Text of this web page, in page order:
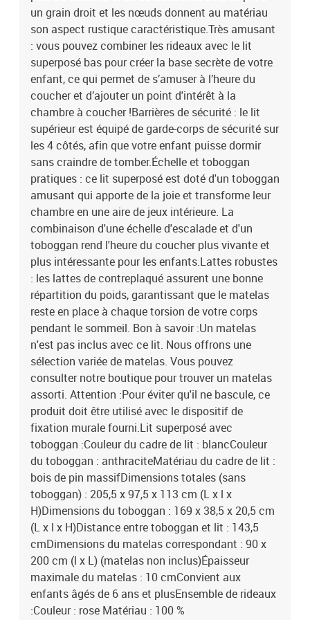
75 cm (L x l) 1 x rideau de façade : 34 x 75 cm (L x l) 1 x rideau avec
3 poches : 80 x 43 cm (L x l)2 x rideau latéral : 85 x 76 cm (L x l) 1 x
tunnel (taille à plat) : 211 x 94 cm (L x l) 1 x tour : 44,5 x 43 x 190,5
cm (L x l x H)Legal Documents:Vous trouverez ici plus de détails
sur la façon d'empêcher vos meubles de basculer
un grain droit et les nœuds donnent au matériau
son aspect rustique caractéristique.Très amusant
: vous pouvez combiner les rideaux avec le lit
superposé bas pour créer la base secrète de votre
enfant, ce qui permet de s’amuser à l’heure du
coucher et d’ajouter un point d'intérêt à la
chambre à coucher !Barrières de sécurité : le lit
supérieur est équipé de garde-corps de sécurité sur
les 4 côtés, afin que votre enfant puisse dormir
sans craindre de tomber.Échelle et toboggan
pratiques : ce lit superposé est doté d'un toboggan
amusant qui apporte de la joie et transforme leur
chambre en une aire de jeux intérieure. La
combinaison d'une échelle d'escalade et d'un
toboggan rend l'heure du coucher plus vivante et
plus intéressante pour les enfants.Lattes robustes
: les lattes de contreplaqué assurent une bonne
répartition du poids, garantissant que le matelas
reste en place à chaque torsion de votre corps
pendant le sommeil. Bon à savoir :Un matelas
n'est pas inclus avec ce lit. Nous offrons une
sélection variée de matelas. Vous pouvez
consulter notre boutique pour trouver un matelas
assorti. Attention :Pour éviter qu'il ne bascule, ce
produit doit être utilisé avec le dispositif de
fixation murale fourni.Lit superposé avec
toboggan :Couleur du cadre de lit : blancCouleur
du toboggan : anthraciteMatériau du cadre de lit :
bois de pin massifDimensions totales (sans
toboggan) : 205,5 x 97,5 x 113 cm (L x l x
H)Dimensions du toboggan : 169 x 38,5 x 20,5 cm
(L x l x H)Distance entre toboggan et lit : 143,5
cmDimensions du matelas correspondant : 90 x
200 cm (l x L) (matelas non inclus)Épaisseur
maximale du matelas : 10 cmConvient aux
enfants âgés de 6 ans et plusEnsemble de rideaux
:Couleur : rose Matériau : 100 %